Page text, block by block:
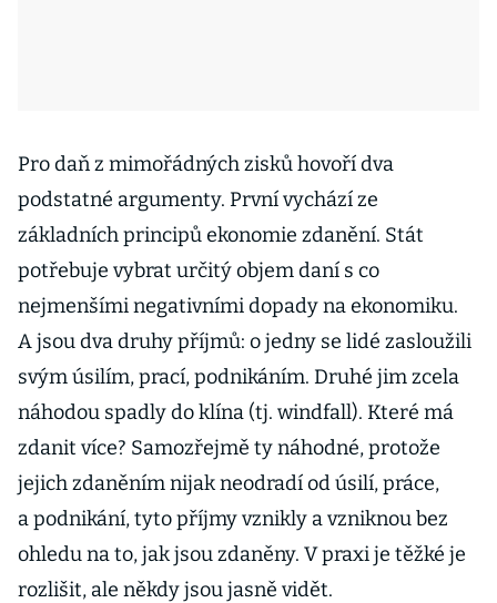
Pro daň z mimořádných zisků hovoří dva
podstatné argumenty. První vychází ze
základních principů ekonomie zdanění. Stát
potřebuje vybrat určitý objem daní s co
nejmenšími negativními dopady na ekonomiku.
A jsou dva druhy příjmů: o jedny se lidé zasloužili
svým úsilím, prací, podnikáním. Druhé jim zcela
náhodou spadly do klína (tj. windfall). Které má
zdanit více? Samozřejmě ty náhodné, protože
jejich zdaněním nijak neodradí od úsilí, práce,
a podnikání, tyto příjmy vznikly a vzniknou bez
ohledu na to, jak jsou zdaněny. V praxi je těžké je
rozlišit, ale někdy jsou jasně vidět.